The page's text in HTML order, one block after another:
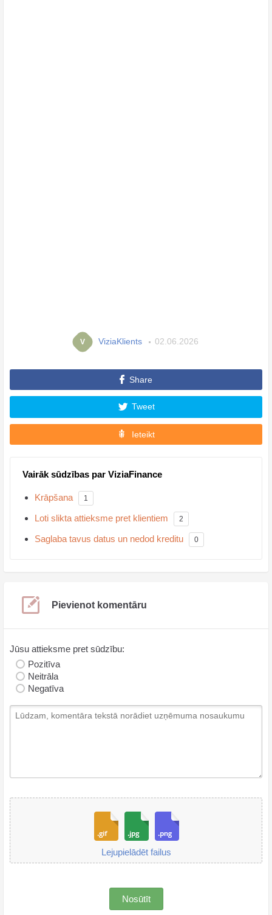
V ViziaKlients 02.06.2026
Share
Tweet
Ieteikt
Vairāk sūdzības par ViziaFinance
Krāpšana 1
Loti slikta attieksme pret klientiem 2
Saglaba tavus datus un nedod kreditu 0
Pievienot komentāru
Jūsu attieksme pret sūdzību:
Pozitīva
Neitrāla
Negatīva
Lejupielādēt failus
Nosūtīt